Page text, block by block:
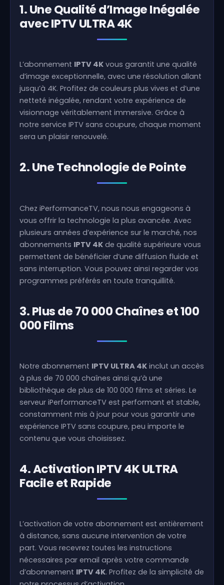
1. Une Qualité d’Image Inégalée
avec IPTV ULTRA 4K
L’abonnement IPTV 4K vous garantit une qualité
d’image exceptionnelle, avec une résolution allant
jusqu’à 4K. Profitez de couleurs plus vives et d’une
netteté inégalée, rendant votre expérience de
visionnage véritablement immersive. Grâce à
notre service IPTV sans coupure, chaque moment
sera un plaisir renouvelé.
2. Une Technologie de Pointe
Chez iPerformanceTV, nous nous engageons à
vous offrir la technologie la plus avancée. Avec
plusieurs années d’expérience sur le marché, nos
abonnements IPTV 4K de qualité supérieure vous
permettent de bénéficier d’une diffusion fluide et
sans interruption. Vous pouvez ainsi regarder vos
programmes préférés en toute tranquillité.
3. Plus de 70 000 Chaînes et 100
000 Films
Notre abonnement IPTV ULTRA 4K inclut un accès
à plus de 70 000 chaînes ainsi qu’à une
bibliothèque de plus de 100 000 films et séries. Le
serveur iPerformanceTV est performant et stable,
constamment mis à jour pour vous garantir une
expérience IPTV sans coupure, peu importe le
contenu que vous choisissez.
4. Activation IPTV 4K ULTRA
Facile et Rapide
L’activation de votre abonnement est entièrement
à distance, sans aucune intervention de votre
part. Vous recevrez toutes les instructions
nécessaires par email après votre commande
d’abonnement IPTV 4K. Profitez de la simplicité de